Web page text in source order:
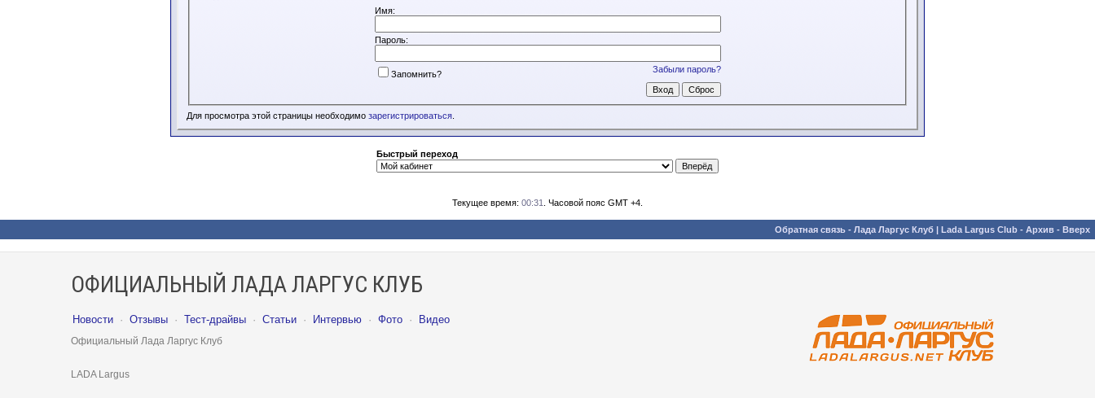
Имя:
Пароль:
Забыли пароль?
Запомнить?
Для просмотра этой страницы необходимо зарегистрироваться
Быстрый переход
Текущее время: 00:31 . Часовой пояс GMT +4.
Обратная связь - Лада Ларгус Клуб | Lada Largus Club - Архив - Вверх
ОФИЦИАЛЬНЫЙ ЛАДА ЛАРГУС КЛУБ
Новости · Отзывы · Тест-драйвы · Статьи · Интервью · Фото · Видео
Официальный Лада Ларгус Клуб
LADA Largus